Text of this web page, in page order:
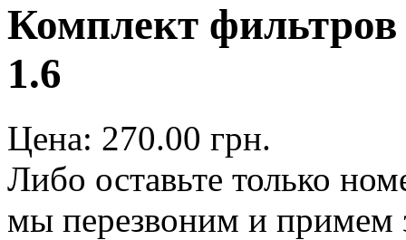
Комплект фильтров
1.6
Цена: 270.00 грн.
Либо оставьте только
мы перезвоним и примем